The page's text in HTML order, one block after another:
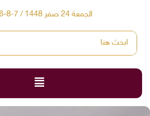
الجمعة 24 صفر 1448 / 7-8-2026